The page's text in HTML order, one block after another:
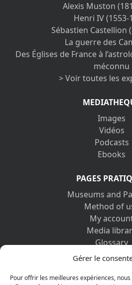
Gérer le
Pour offrir les meilleures expériences,
Alexis Muston
Henri IV (1553-
Sébastien Castellion
La guerre des
Des Églises de France à
méconnu
> Voir toutes les
Images
Vidéos
Podcasts
Ebooks
PAGES
Museums and
Method of
My
Media
Glossary
Contact us
Privacy